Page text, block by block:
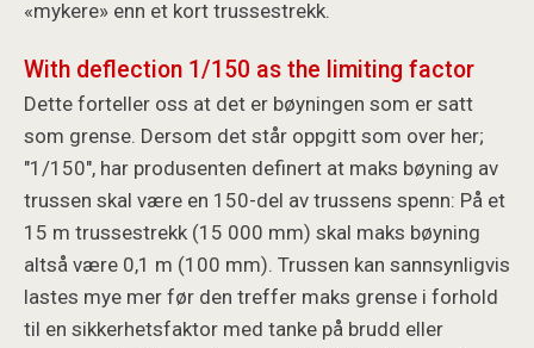
«mykere» enn et kort trussestrekk.
With deflection 1/150 as the limiting factor
Dette forteller oss at det er bøyningen som er satt
som grense. Dersom det står oppgitt som over her;
"1/150", har produsenten definert at maks bøyning av
trussen skal være en 150-del av trussens spenn: På et
15 m trussestrekk (15 000 mm) skal maks bøyning
altså være 0,1 m (100 mm). Trussen kan sannsynligvis
lastes mye mer før den treffer maks grense i forhold
til en sikkerhetsfaktor med tanke på brudd eller